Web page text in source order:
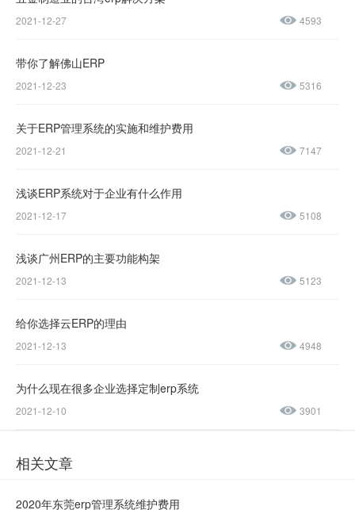
2021-12-27 4593
带你了解佛山ERP
2021-12-23 5316
关于ERP管理系统的实施和维护费用
2021-12-21 7147
浅谈ERP系统对于企业有什么作用
2021-12-17 5108
浅谈广州ERP的主要功能构架
2021-12-13 5123
给你选择云ERP的理由
2021-12-13 4948
为什么现在很多企业选择定制erp系统
2021-12-10 3901
相关文章
2020年东莞erp管理系统维护费用
4155
1237-
售后服务热线：